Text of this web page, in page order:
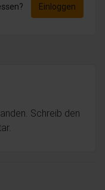
Einloggen
Schreib den